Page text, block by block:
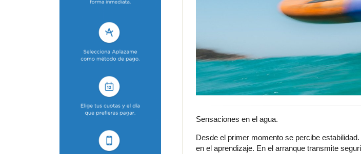
Sensaciones en el agua.
Desde el primer momento se percibe
en el aprendizaje. En el arranque transmite